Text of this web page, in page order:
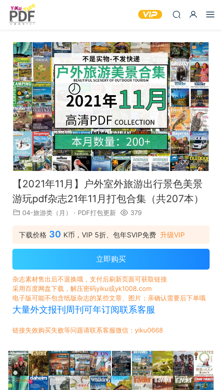
【2021年11月】户外室外旅游出行景色美景
游玩pdf杂志21年11月打包合集（共207本）
04-旅游类（月） · PDF打包更新 379
下载价格 30 K币，VIP 5折、包年SVIP免费 升级VIP
立即购买
杂志素材售出后不退换哦，支付后刷新页面可获取链接
采用百度网盘下载，解压密码yiku或yk1008.com
电子版可能不包含纸版杂志的某些文章、图片；亲确认需要后下单哦
大量外文报刊周刊可年订阅联系客服
链接失效购买失败等问题请联系客服微信：yiku0668